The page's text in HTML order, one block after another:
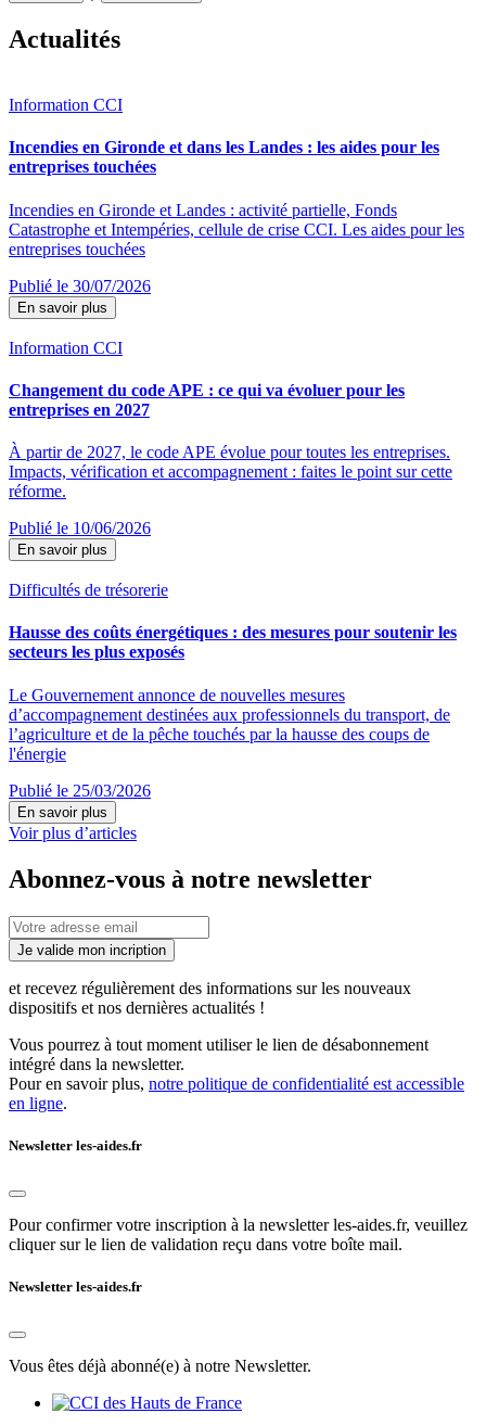
Actualités
Information CCI
Incendies en Gironde et dans les Landes : les aides pour les
entreprises touchées
Incendies en Gironde et Landes : activité partielle, Fonds
Catastrophe et Intempéries, cellule de crise CCI. Les aides pour les
entreprises touchées
Publié le 30/07/2026
En savoir plus
Information CCI
Changement du code APE : ce qui va évoluer pour les
entreprises en 2027
À partir de 2027, le code APE évolue pour toutes les entreprises.
Impacts, vérification et accompagnement : faites le point sur cette
réforme.
Publié le 10/06/2026
En savoir plus
Difficultés de trésorerie
Hausse des coûts énergétiques : des mesures pour soutenir les
secteurs les plus exposés
Le Gouvernement annonce de nouvelles mesures
d’accompagnement destinées aux professionnels du transport, de
l’agriculture et de la pêche touchés par la hausse des coups de
l'énergie
Publié le 25/03/2026
En savoir plus
Voir plus d’articles
Abonnez-vous à notre newsletter
Je valide mon incription
et recevez régulièrement des informations sur les nouveaux
dispositifs et nos dernières actualités !
Vous pourrez à tout moment utiliser le lien de désabonnement
intégré dans la newsletter.
Pour en savoir plus, notre politique de confidentialité est accessible
en ligne.
Newsletter les-aides.fr
Pour confirmer votre inscription à la newsletter les-aides.fr, veuillez
cliquer sur le lien de validation reçu dans votre boîte mail.
Newsletter les-aides.fr
Vous êtes déjà abonné(e) à notre Newsletter.